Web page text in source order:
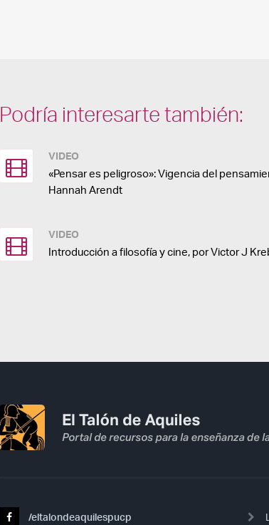
Podría interesarte también:
VIDEO
«Pensar es peligroso»: Vigencia del
Hannah Arendt
VIDEO
Introducción a filosofía y cine, por Victor J
/eltalondeaquilespucp